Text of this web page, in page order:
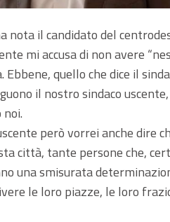
nota il candidato del
mi accusa di non avere
Ebbene, quello che dice il
il nostro sindaco
però vorrei anche dire
città, tante persone che,
una smisurata
le loro piazze, le loro